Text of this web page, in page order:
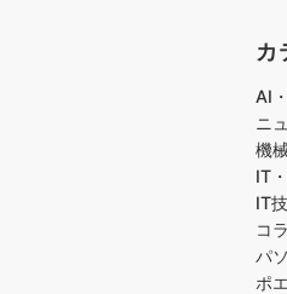
カ
AI
ニ
機
IT
IT
コ
パ
ポ